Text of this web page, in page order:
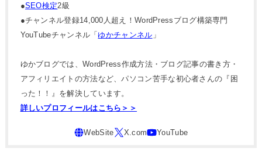
●SEO検定2級
●チャンネル登録14,000人超え！WordPressブログ構築専門
YouTubeチャンネル「ゆかチャンネル 」
ゆかブログでは、WordPress作成方法・ブログ記事の書き方・
アフィリエイトの方法など、パソコン苦手な初心者さんの『困
った！！』を解決しています。
詳しいプロフィールはこちら＞＞